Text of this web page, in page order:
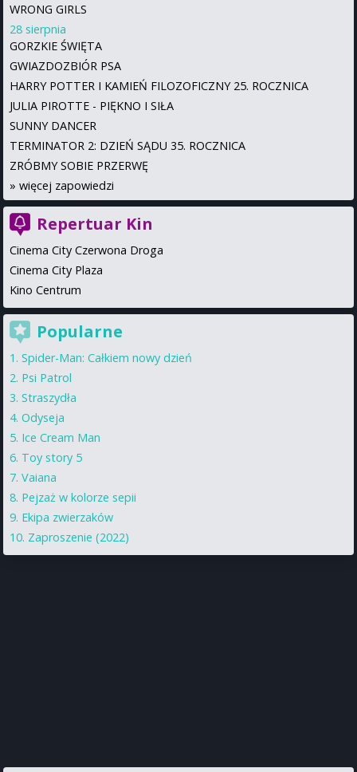
WRONG GIRLS
28 sierpnia
GORZKIE ŚWIĘTA
GWIAZDOZBIÓR PSA
HARRY POTTER I KAMIEŃ FILOZOFICZNY 25. ROCZNICA
JULIA PIROTTE - PIĘKNO I SIŁA
SUNNY DANCER
TERMINATOR 2: DZIEŃ SĄDU 35. ROCZNICA
ZRÓBMY SOBIE PRZERWĘ
» więcej zapowiedzi
Repertuar Kin
Cinema City Czerwona Droga
Cinema City Plaza
Kino Centrum
Popularne
Spider-Man: Całkiem nowy dzień
Psi Patrol
Straszydła
Odyseja
Ice Cream Man
Toy story 5
Vaiana
Pejzaż w kolorze sepii
Ekipa zwierzaków
Zaproszenie (2022)